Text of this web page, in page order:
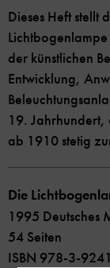
Dieses Heft stellt
der künstlichen
Entwicklung,
19. Jahrhundert,
ab 1910 stetig
Die
1995 Deutsches
54 Seiten
ISBN 978-3-